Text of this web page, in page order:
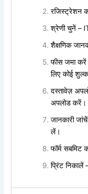
रजिस्ट्रेशन
श्रेणी चुनें –
शैक्षणिक
फीस जमा
लिए कोई
दस्तावेज़
अपलोड करें।
जानकारी
लें।
फॉर्म सबमिट
प्रिंट